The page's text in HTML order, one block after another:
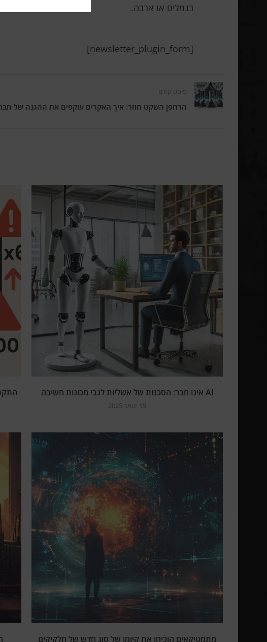
בנמלים או ארבה.
[newsletter_plugin_form]
פוסט קודם
הרחפן השקט חוזר: איך האקרים עוקפים את ההגנה של
AI אינו חבר: הסכנות של אשליות לגבי מכונות חשיבה
19 ינואר 2025
מתמטיקאים הוכיחו את קיומו של סוג חדש של חלקיקים